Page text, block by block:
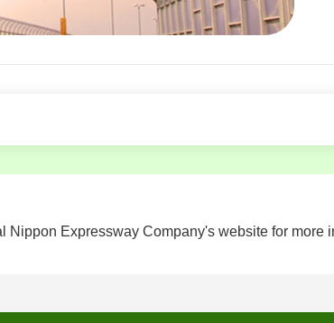
Nippon Expressway Company's website for more